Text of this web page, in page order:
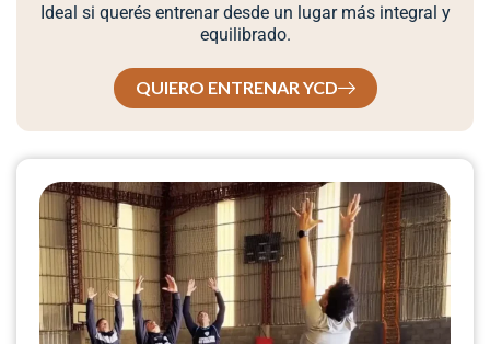
Ideal si querés entrenar desde un lugar más integral y
equilibrado.
QUIERO ENTRENAR YCD